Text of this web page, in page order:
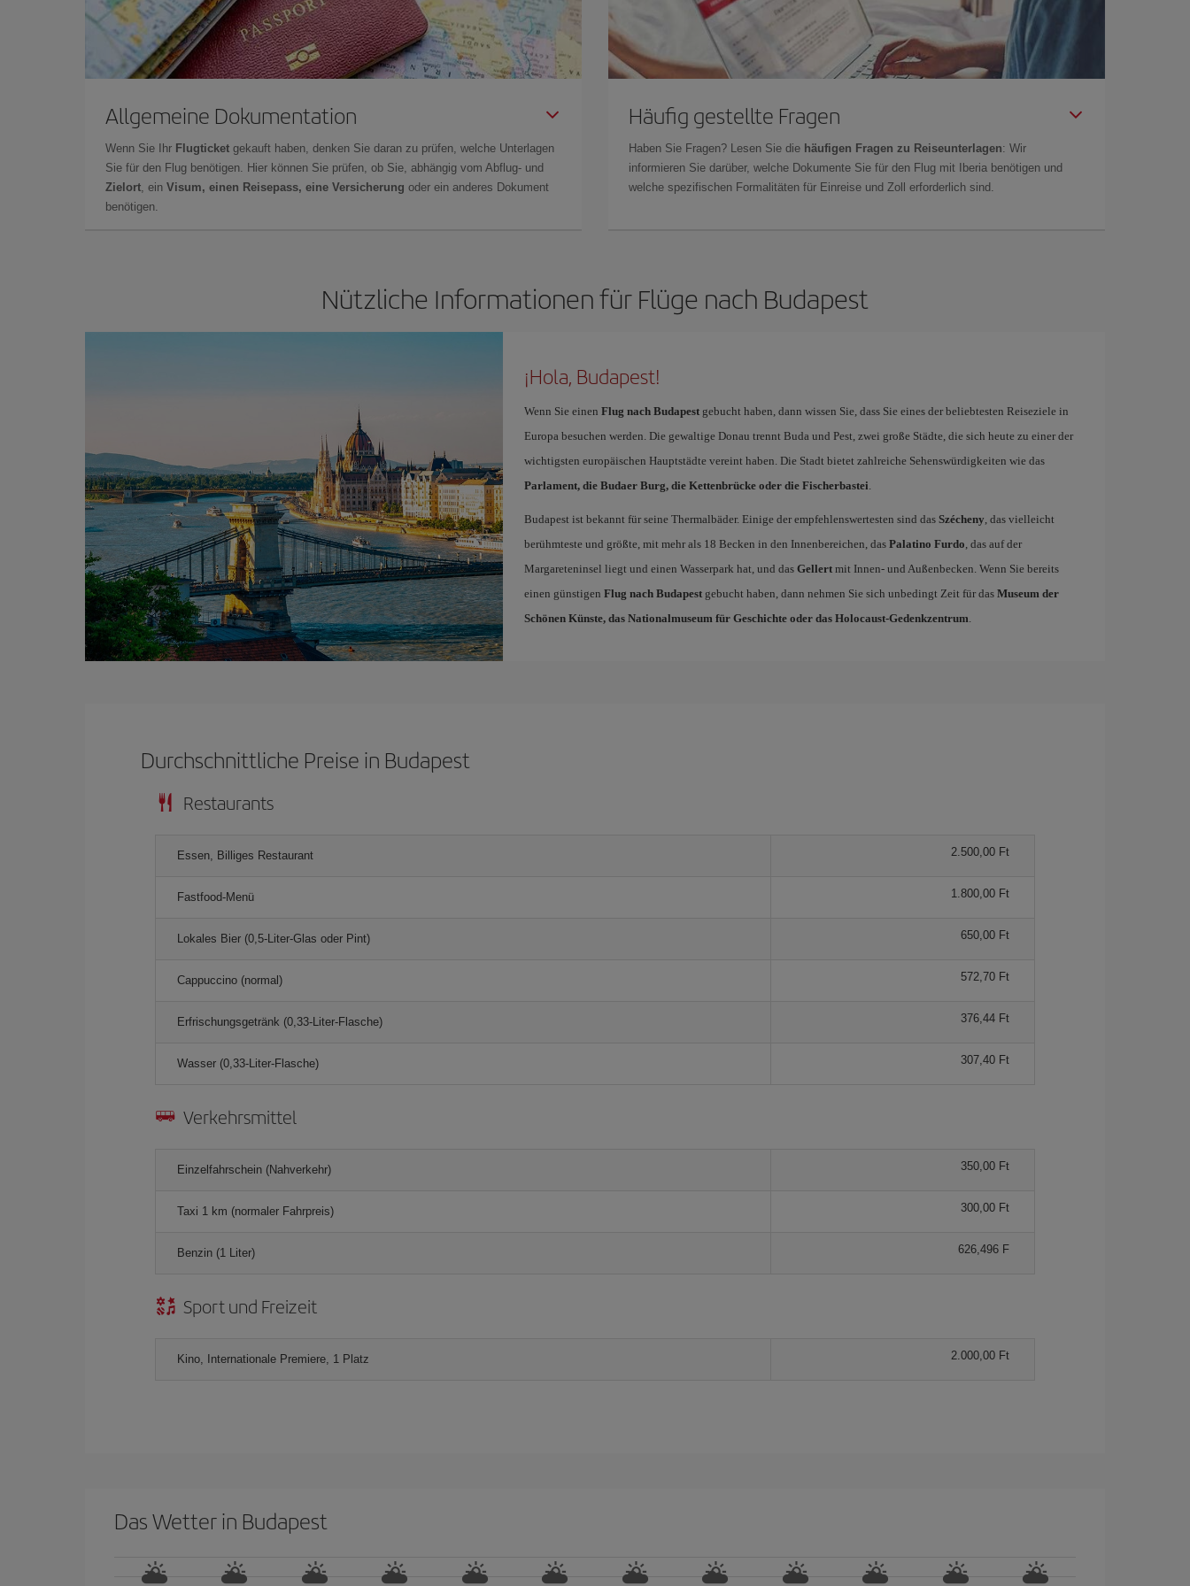
Allgemeine Dokumentation
Wenn Sie Ihr Flugticket gekauft haben, denken Sie daran zu prüfen, welche Unterlagen
Sie für den Flug benötigen. Hier können Sie prüfen, ob Sie, abhängig vom Abflug- und
Zielort , ein Visum, einen Reisepass, eine Versicherung oder ein anderes Dokument
benötigen.
Häufig gestellte Fragen
Haben Sie Fragen? Lesen Sie die häufigen Fragen zu Reiseunterlagen: Wir
informieren Sie darüber, welche Dokumente Sie für den Flug mit Iberia benötigen und
welche spezifischen Formalitäten für Einreise und Zoll erforderlich sind.
Nützliche Informationen für Flüge nach Budapest
¡Hola, Budapest!
Wenn Sie einen Flug nach Budapestgebucht haben, dann wissen Sie, dass Sie eines der beliebtesten Reiseziele in
Europa besuchen werden. Die gewaltige Donau trennt Buda und Pest, zwei große Städte, die sich heute zu einer der
wichtigsten europäischen Hauptstädte vereint haben. Die Stadt bietet zahlreiche Sehenswürdigkeiten wie das
Parlament, die Budaer Burg, die Kettenbrücke oder die Fischerbastei
Budapest ist bekannt für seine Thermalbäder. Einige der empfehlenswertesten sind das Szécheny , das vielleicht
berühmteste und größte, mit mehr als 18 Becken in den Innenbereichen, das Palatino Furdo , das auf der
Margareteninsel liegt und einen Wasserpark hat, und das Gellertmit Innen- und Außenbecken. Wenn Sie bereits
einen günstigen Flug nach Budapestgebucht haben, dann nehmen Sie sich unbedingt Zeit für das Museum der
Schönen Künste, das Nationalmuseum für Geschichte oder das Holocaust-Gedenkzentrum
Durchschnittliche Preise in Budapest
Restaurants
Essen, Billiges Restaurant 2.500,00 Ft
Fastfood-Menü 1.800,00 Ft
Lokales Bier (0,5-Liter-Glas oder Pint) 650,00 Ft
Cappuccino (normal) 572,70 Ft
Erfrischungsgetränk (0,33-Liter-Flasche) 376,44 Ft
Wasser (0,33-Liter-Flasche) 307,40 Ft
Verkehrsmittel
Einzelfahrschein (Nahverkehr) 350,00 Ft
Taxi 1 km (normaler Fahrpreis) 300,00 Ft
Benzin (1 Liter) 626,496 F
Sport und Freizeit
Kino, Internationale Premiere, 1 Platz 2.000,00 Ft
Das Wetter in Budapest